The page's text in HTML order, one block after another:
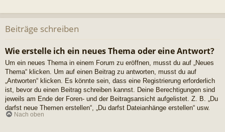
Beiträge schreiben
Wie erstelle ich ein neues Thema oder eine Antwort?
Um ein neues Thema in einem Forum zu eröffnen, musst du auf „Neues
Thema“ klicken. Um auf einen Beitrag zu antworten, musst du auf
„Antworten“ klicken. Es könnte sein, dass eine Registrierung erforderlich
ist, bevor du einen Beitrag schreiben kannst. Deine Berechtigungen sind
jeweils am Ende der Foren- und der Beitragsansicht aufgelistet. Z. B. „Du
darfst neue Themen erstellen“, „Du darfst Dateianhänge erstellen“ usw.
Nach oben